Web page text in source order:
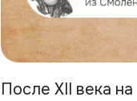
После XII века